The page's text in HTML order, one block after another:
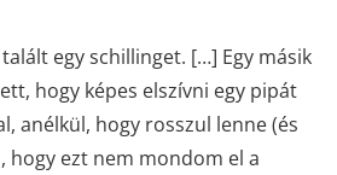
egy schillinget. […] Egy másik
hogy képes elszívni egy pipát
anélkül, hogy rosszul lenne (és
hogy ezt nem mondom el a